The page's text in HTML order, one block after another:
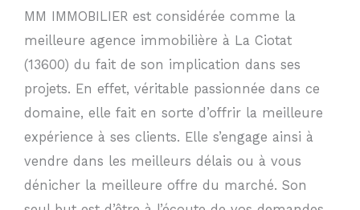
MM IMMOBILIER est considérée comme la
meilleure agence immobilière à La Ciotat
(13600) du fait de son implication dans ses
projets. En effet, véritable passionnée dans ce
domaine, elle fait en sorte d’offrir la meilleure
expérience à ses clients. Elle s’engage ainsi à
vendre dans les meilleurs délais ou à vous
dénicher la meilleure offre du marché. Son